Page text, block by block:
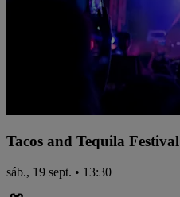
Tacos and Tequila Festival
sáb., 19 sept. • 13:30